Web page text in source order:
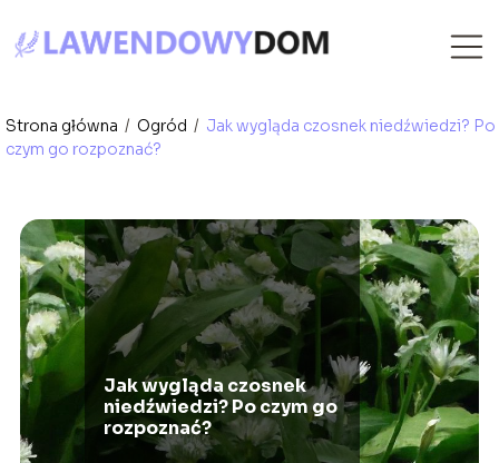
Strona główna / Ogród / Jak wygląda czosnek niedźwiedzi? Po
czym go rozpoznać?
Jak wygląda czosnek
niedźwiedzi? Po czym go
rozpoznać?